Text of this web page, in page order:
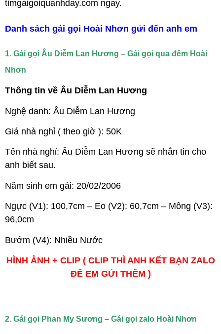
timgaigoiquanhday.com ngay.
Danh sách gái gọi Hoài Nhơn gửi đến anh em
1. Gái gọi Âu Diễm Lan Hương – Gái gọi qua đêm Hoài
Nhơn
Thông tin về Âu Diễm Lan Hương
Nghệ danh: Âu Diễm Lan Hương
Giá nhà nghỉ ( theo giờ ): 50K
Tên nhà nghỉ: Âu Diễm Lan Hương sẽ nhắn tin cho
anh biết sau.
Năm sinh em gái: 20/02/2006
Ngực (V1): 100,7cm – Eo (V2): 60,7cm – Mông (V3):
96,0cm
Bướm (V4): Nhiều Nước
HÌNH ẢNH + CLIP ( CLIP THÌ ANH KẾT BẠN ZALO
ĐỂ EM GỬI THÊM )
2. Gái gọi Phan My Sương – Gái gọi zalo Hoài Nhơn